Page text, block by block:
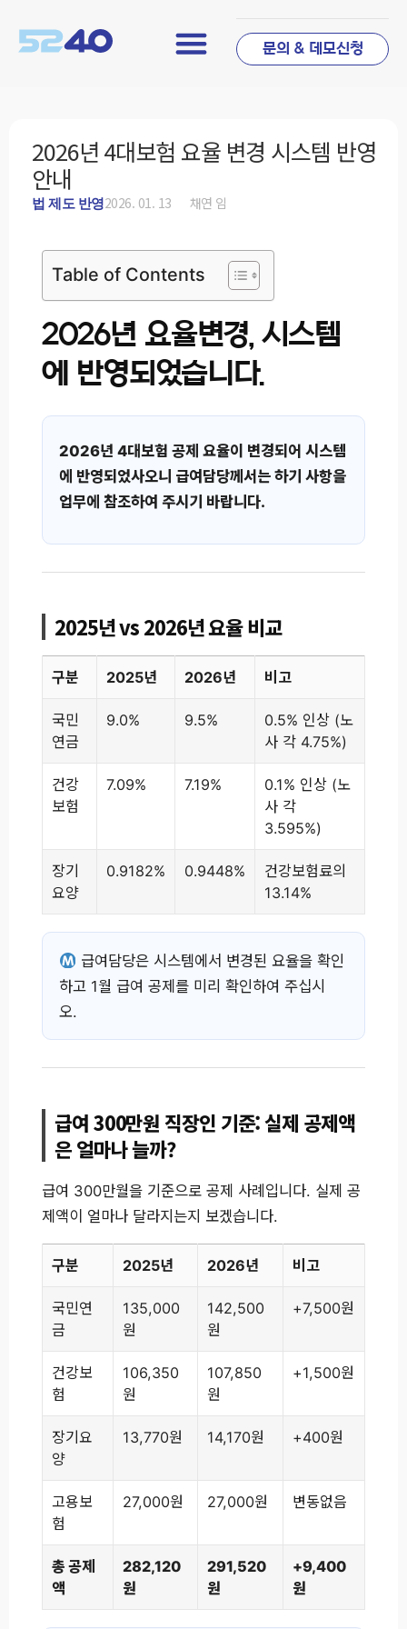
문의 & 데모신청
Table of Contents
2026년 요율변경, 시스템
에 반영되었습니다.
2026년 4대보험 공제 요율이 변경되어 시스템
에 반영되었사오니 급여담당께서는 하기 사항을
업무에 참조하여 주시기 바랍니다.
2025년 vs 2026년 요율 비교
구분 2025년 2026년 비고
국민
연금
9.0% 9.5%
0.5% 인상 (노
사 각 4.75%)
건강
보험
7.09% 7.19%
0.1% 인상 (노
사 각
3.595%)
장기
요양
0.9182% 0.9448%
건강보험료의
13.14%
급여담당은 시스템에서 변경된 요율을 확인
하고 1월 급여 공제를 미리 확인하여 주십시
오.
급여 300만원 직장인 기준: 실제 공제액
은 얼마나 늘까?
급여 300만월을 기준으로 공제 사례입니다. 실제 공
제액이 얼마나 달라지는지 보겠습니다.
구분 2025년 2026년 비고
국민연
금
135,000
원
142,500
원
+7,500원
건강보
험
106,350
원
107,850
원
+1,500원
장기요
양
13,770원 14,170원 +400원
고용보
험
27,000원 27,000원 변동없음
총 공제
액
282,120
원
291,520
원
+9,400
원
2026년 4대보험 요율 변경 시스템 반영
안내
법 제도 반영2026. 01. 13 채연 임